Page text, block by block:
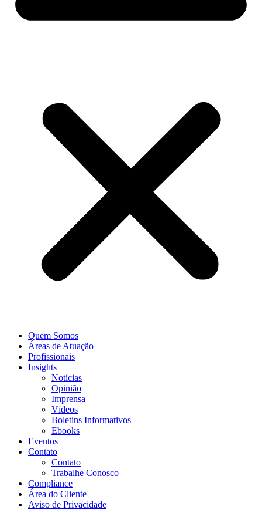
Quem Somos
Áreas de Atuação
Profissionais
Insights
Notícias
Opinião
Imprensa
Vídeos
Boletins Informativos
Ebooks
Eventos
Contato
Contato
Trabalhe Conosco
Compliance
Área do Cliente
Aviso de Privacidade